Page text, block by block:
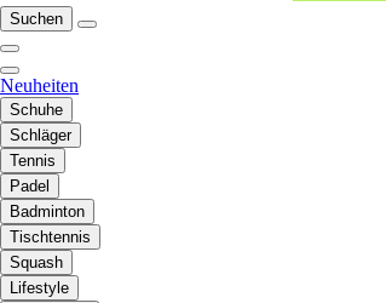
Suchen
Neuheiten
Schuhe
Schläger
Tennis
Padel
Badminton
Tischtennis
Squash
Lifestyle